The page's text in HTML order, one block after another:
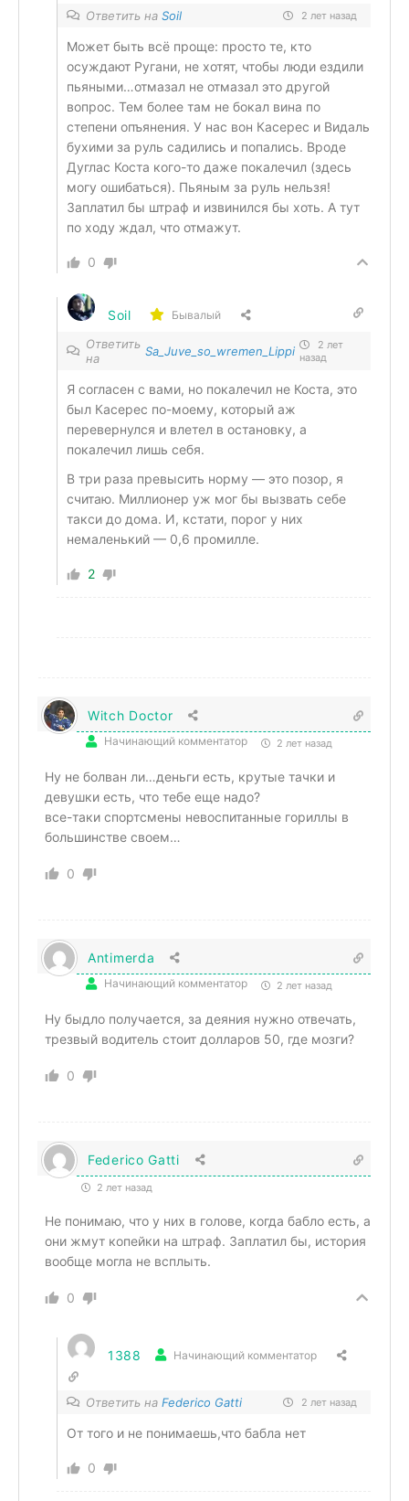
Ответить на Soil 2 лет назад
Может быть всё проще: просто те, кто
осуждают Ругани, не хотят, чтобы люди ездили
пьяными…отмазал не отмазал это другой
вопрос. Тем более там не бокал вина по
степени опъянения. У нас вон Касерес и Видаль
бухими за руль садились и попались. Вроде
Дуглас Коста кого-то даже покалечил (здесь
могу ошибаться). Пьяным за руль нельзя!
Заплатил бы штраф и извинился бы хоть. А тут
по ходу ждал, что отмажут.
0
Soil Бывалый
Ответить
на
Sa_Juve_so_wremen_Lippi
2 лет
назад
Я согласен с вами, но покалечил не Коста, это
был Касерес по-моему, который аж
перевернулся и влетел в остановку, а
покалечил лишь себя.
В три раза превысить норму — это позор, я
считаю. Миллионер уж мог бы вызвать себе
такси до дома. И, кстати, порог у них
немаленький — 0,6 промилле.
2
Witch Doctor
Начинающий комментатор 2 лет назад
Ну не болван ли…деньги есть, крутые тачки и
девушки есть, что тебе еще надо?
все-таки спортсмены невоспитанные гориллы в
большинстве своем…
0
Antimerda
Начинающий комментатор 2 лет назад
Ну быдло получается, за деяния нужно отвечать,
трезвый водитель стоит долларов 50, где мозги?
0
Federico Gatti
2 лет назад
Не понимаю, что у них в голове, когда бабло есть, а
они жмут копейки на штраф. Заплатил бы, история
вообще могла не всплыть.
0
1388 Начинающий комментатор
Ответить на Federico Gatti 2 лет назад
От того и не понимаешь,что бабла нет
0